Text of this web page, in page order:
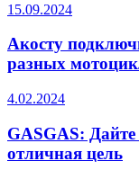
15.09.2024
Акосту
разных
4.02.2024
GASGAS:
отличная цель